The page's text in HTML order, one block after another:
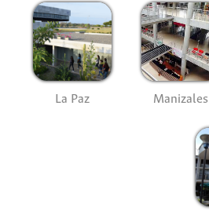
La Paz Manizales